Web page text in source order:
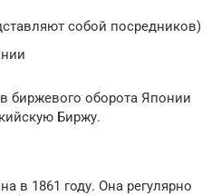
собой посредников)
биржевого оборота Японии
Биржу.
в 1861 году. Она регулярно